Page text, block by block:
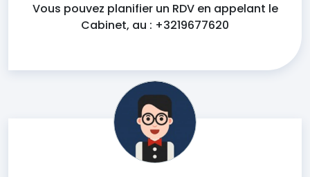
Vous pouvez planifier un RDV en appelant le
Cabinet, au : +3219677620